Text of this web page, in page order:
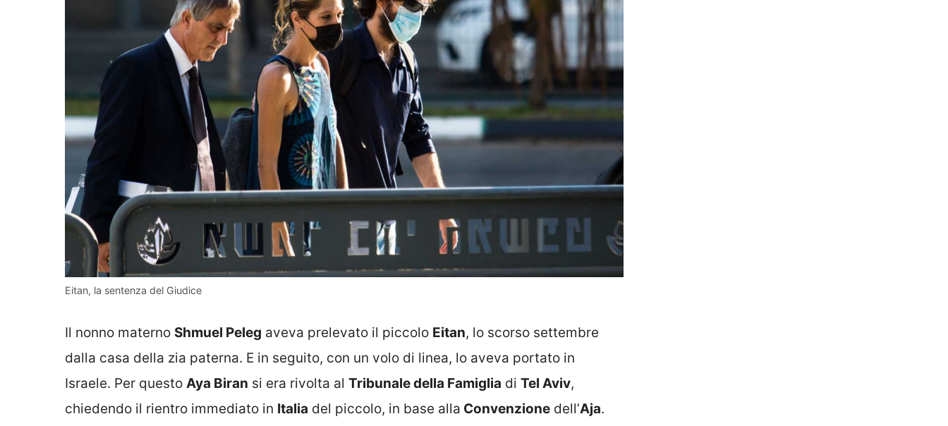
Eitan, la sentenza del Giudice
Il nonno materno Shmuel Peleg aveva prelevato il piccolo Eitan, lo scorso settembre
dalla casa della zia paterna. E in seguito, con un volo di linea, lo aveva portato in
Israele. Per questo Aya Biran si era rivolta al Tribunale della Famiglia di Tel Aviv,
chiedendo il rientro immediato in Italia del piccolo, in base alla Convenzione dell’Aja.